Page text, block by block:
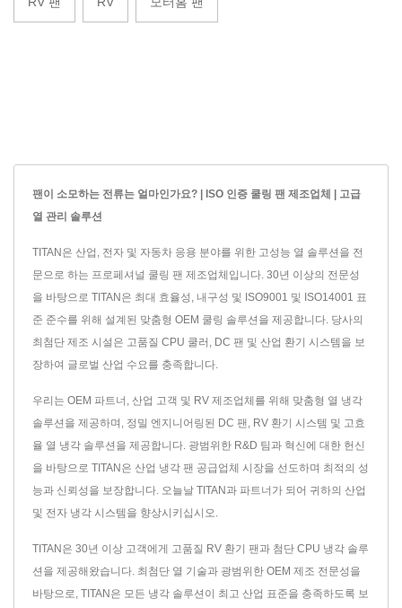
팬이 소모하는 전류는 얼마인가요? | ISO 인증 쿨링 팬 제조업체 | 고급
열 관리 솔루션
TITAN은 산업, 전자 및 자동차 응용 분야를 위한 고성능 열 솔루션을 전
문으로 하는 프로페셔널 쿨링 팬 제조업체입니다. 30년 이상의 전문성
을 바탕으로 TITAN은 최대 효율성, 내구성 및 ISO9001 및 ISO14001 표
준 준수를 위해 설계된 맞춤형 OEM 쿨링 솔루션을 제공합니다. 당사의
최첨단 제조 시설은 고품질 CPU 쿨러, DC 팬 및 산업 환기 시스템을 보
장하여 글로벌 산업 수요를 충족합니다.
우리는 OEM 파트너, 산업 고객 및 RV 제조업체를 위해 맞춤형 열 냉각
솔루션을 제공하며, 정밀 엔지니어링된 DC 팬, RV 환기 시스템 및 고효
율 열 냉각 솔루션을 제공합니다. 광범위한 R&D 팀과 혁신에 대한 헌신
을 바탕으로 TITAN은 산업 냉각 팬 공급업체 시장을 선도하며 최적의 성
능과 신뢰성을 보장합니다. 오늘날 TITAN과 파트너가 되어 귀하의 산업
및 전자 냉각 시스템을 향상시키십시오.
TITAN은 30년 이상 고객에게 고품질 RV 환기 팬과 첨단 CPU 냉각 솔루
션을 제공해왔습니다. 최첨단 열 기술과 광범위한 OEM 제조 전문성을
바탕으로, TITAN은 모든 냉각 솔루션이 최고 산업 표준을 충족하도록 보